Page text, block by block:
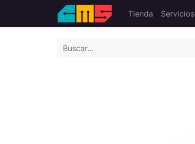
Tienda Servicios